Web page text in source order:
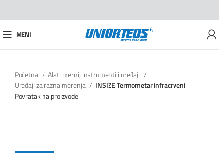
MENI
Početna
Alati merni, instrumenti i uređaji
Uređaji za razna merenja
INSIZE Termometar infracrveni
Povratak na proizvode